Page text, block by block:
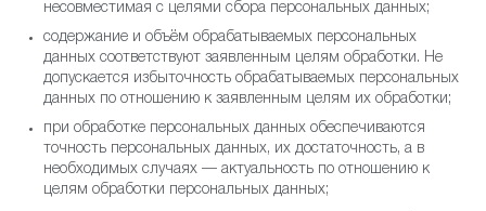
несовместимая с целями сбора персональных данных;
содержание и объём обрабатываемых персональных
данных соответствуют заявленным целям обработки. Не
допускается избыточность обрабатываемых персональных
данных по отношению к заявленным целям их обработки;
при обработке персональных данных обеспечиваются
точность персональных данных, их достаточность, а в
необходимых случаях — актуальность по отношению к
целям обработки персональных данных;